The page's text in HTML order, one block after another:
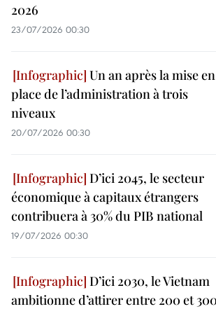
2026
23/07/2026 00:30
Un an après la mise en
place de l’administration à trois
niveaux
20/07/2026 00:30
D’ici 2045, le secteur
économique à capitaux étrangers
contribuera à 30% du PIB national
19/07/2026 00:30
D’ici 2030, le Vietnam
ambitionne d’attirer entre 200 et